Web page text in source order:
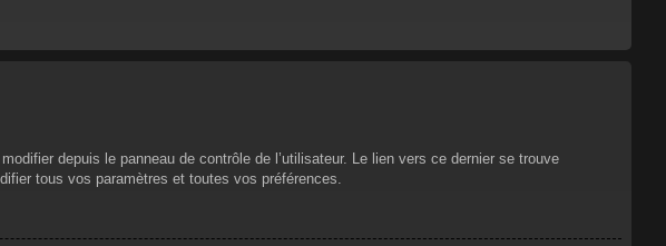
depuis le panneau de contrôle de l’utilisateur. Le lien vers ce dernier se trouve
tous vos paramètres et toutes vos préférences.